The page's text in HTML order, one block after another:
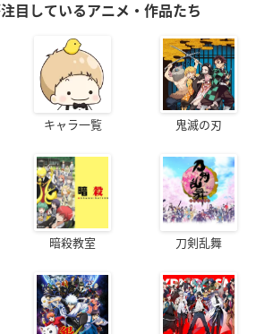
目しているアニメ・作品たち
キャラ一覧 鬼滅の刃
暗殺教室 刀剣乱舞